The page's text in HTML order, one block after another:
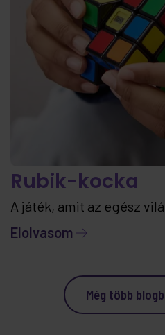
Rubik-kocka
A játék, amit az egész
Elolvasom
Még több